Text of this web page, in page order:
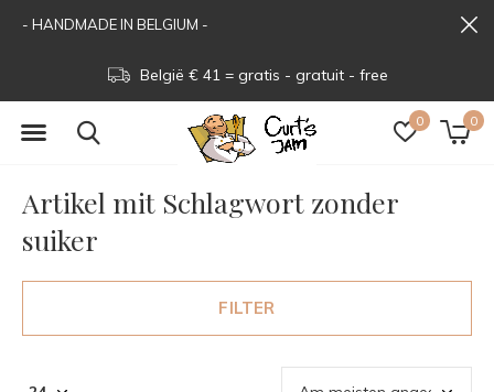
0 0
België € 41 = gratis - gratuit - free
- HANDMADE IN BELGIUM -
Artikel mit Schlagwort zonder
suiker
FILTER